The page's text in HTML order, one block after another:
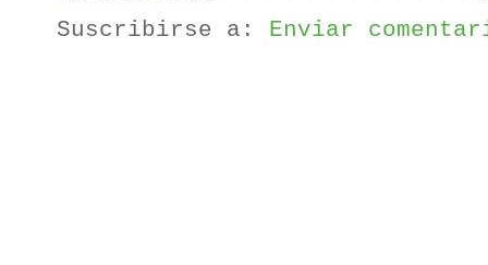
Suscribirse a: Enviar